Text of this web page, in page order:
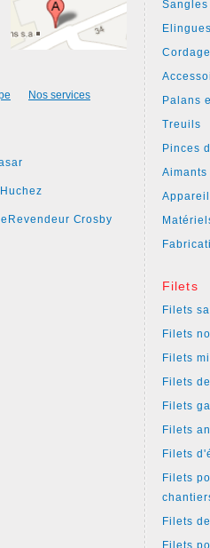
Nos services
Revendeur Crosby
Palans
Treuils
Pinces
Filets
Filets
Filets
Filets
Filets
Filets
Filets
Filets
Filets
Filets
Filets